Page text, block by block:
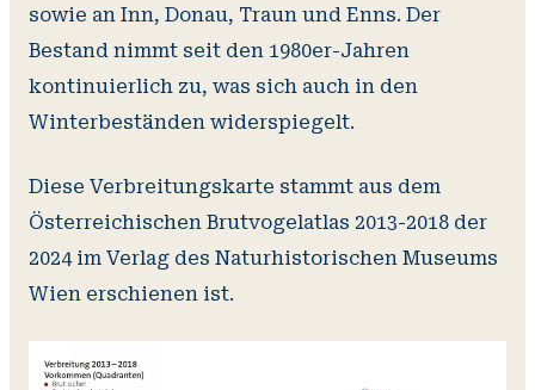
sowie an Inn, Donau, Traun und Enns. Der
Bestand nimmt seit den 1980er-Jahren
kontinuierlich zu, was sich auch in den
Winterbeständen widerspiegelt.
Diese Verbreitungskarte stammt aus dem
Österreichischen Brutvogelatlas 2013-2018 der
2024 im Verlag des Naturhistorischen Museums
Wien erschienen ist.